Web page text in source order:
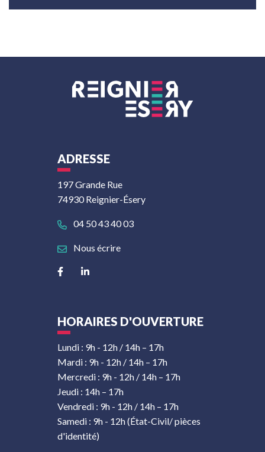
ADRESSE
197 Grande Rue
74930 Reignier-Ésery
04 50 43 40 03
Nous écrire
Lien vers le compte Facebook
Lien vers le compte Linkedin
HORAIRES D'OUVERTURE
Lundi : 9h - 12h / 14h – 17h
Mardi : 9h - 12h / 14h – 17h
Mercredi : 9h - 12h / 14h – 17h
Jeudi : 14h – 17h
Vendredi : 9h - 12h / 14h – 17h
Samedi : 9h - 12h (État-Civil/ pièces
d'identité)